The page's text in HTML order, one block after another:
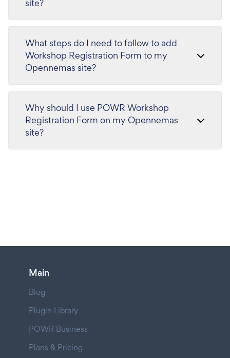
site?
What steps do I need to follow to add
Workshop Registration Form to my
Opennemas site?
Why should I use POWR Workshop
Registration Form on my Opennemas
site?
Main
Blog
Plugin Library
POWR Business
Plans & Pricing